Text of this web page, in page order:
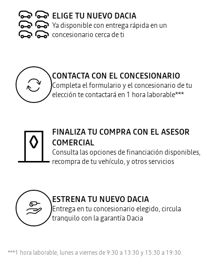
ELIGE TU NUEVO DACIA
Ya disponible con entrega rápida en un
concesionario cerca de ti
CONTACTA CON EL CONCESIONARIO
Completa el formulario y el concesionario de tu
elección te contactará en 1 hora laborable***
FINALIZA TU COMPRA CON EL ASESOR
COMERCIAL
Consulta las opciones de financiación disponibles,
recompra de tu vehículo, y otros servicios
ESTRENA TU NUEVO DACIA
Entrega en tu concesionario elegido, circula
tranquilo con la garantía Dacia
***1 hora laborable, lunes a viernes de 9:30 a 13:30 y 15:30 a 19:30.